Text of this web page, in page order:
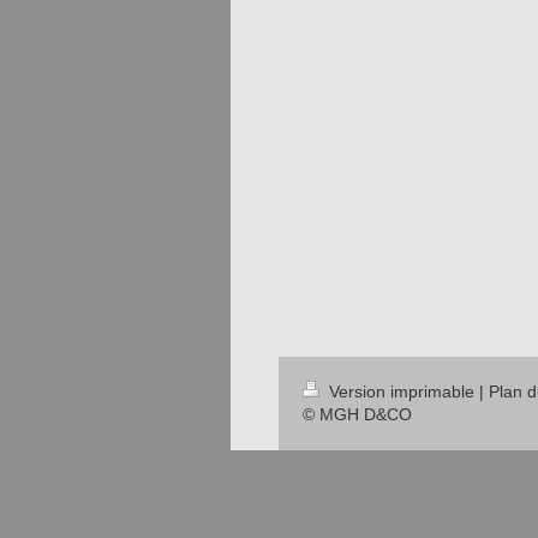
Version imprimable | Plan
© MGH D&CO